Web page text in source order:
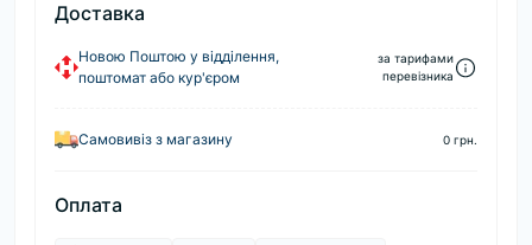
Доставка
Новою Поштою у відділення,
поштомат або кур'єром
за тарифами
перевізника
Самовивіз з магазину 0 грн.
Оплата